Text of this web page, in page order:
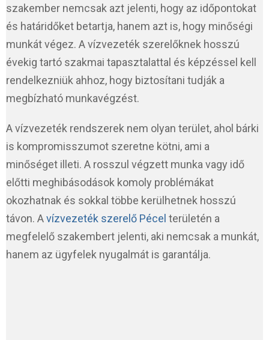
szakember nemcsak azt jelenti, hogy az időpontokat
és határidőket betartja, hanem azt is, hogy minőségi
munkát végez. A vízvezeték szerelőknek hosszú
évekig tartó szakmai tapasztalattal és képzéssel kell
rendelkezniük ahhoz, hogy biztosítani tudják a
megbízható munkavégzést.
A vízvezeték rendszerek nem olyan terület, ahol bárki
is kompromisszumot szeretne kötni, ami a
minőséget illeti. A rosszul végzett munka vagy idő
előtti meghibásodások komoly problémákat
okozhatnak és sokkal többe kerülhetnek hosszú
távon. Avízvezeték szerelő Pécel területén a
megfelelő szakembert jelenti, aki nemcsak a munkát,
hanem az ügyfelek nyugalmát is garantálja.